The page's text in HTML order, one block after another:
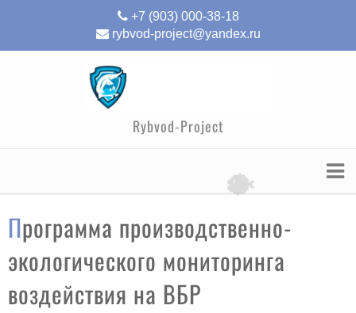
+7 (903) 000-38-18
rybvod-project@yandex.ru
Rybvod-Project
Программа производственно-
экологического мониторинга
воздействия на ВБР
🐡